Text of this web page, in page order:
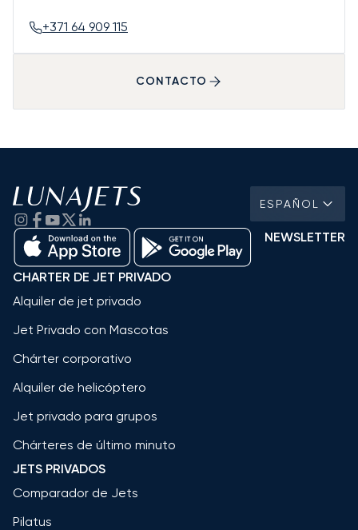
+371 64 909 115
CONTACTO
ESPAÑOL
NEWSLETTER
CHARTER DE JET PRIVADO
Alquiler de jet privado
Jet Privado con Mascotas
Chárter corporativo
Alquiler de helicóptero
Jet privado para grupos
Chárteres de último minuto
JETS PRIVADOS
Comparador de Jets
Pilatus